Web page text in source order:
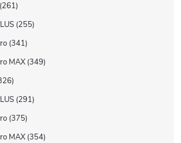
261
255
341
MAX 349
291
375
MAX 354